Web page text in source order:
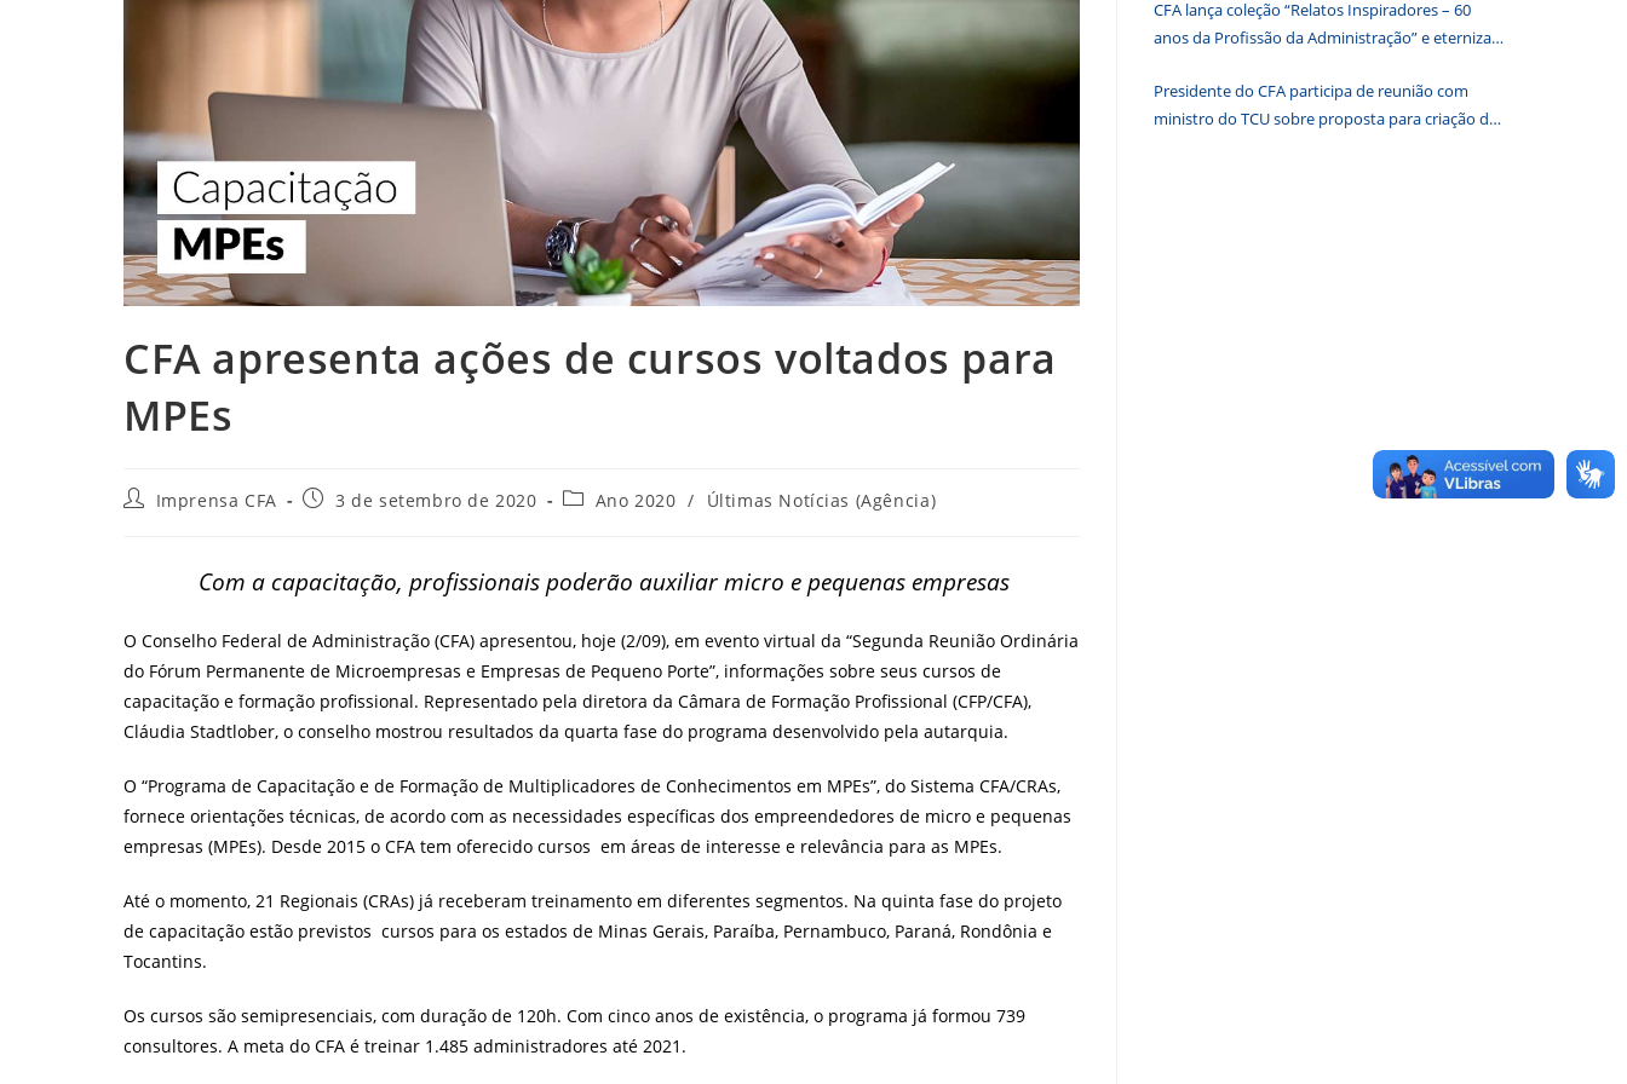
CFA apresenta ações de cursos voltados para
MPEs
AutorImprensa CFA
Post3 de setembro de 2020
Categoria
Ano 2020 / Últimas Notícias (Agência)
Com a capacitação, profissionais poderão auxiliar micro e pequenas empresas
O Conselho Federal de Administração (CFA) apresentou, hoje (2/09), em evento virtual da “Segunda Reunião Ordinária
do Fórum Permanente de Microempresas e Empresas de Pequeno Porte”, informações sobre seus cursos de
capacitação e formação profissional. Representado pela diretora da Câmara de Formação Profissional (CFP/CFA),
Cláudia Stadtlober, o conselho mostrou resultados da quarta fase do programa desenvolvido pela autarquia.
O “Programa de Capacitação e de Formação de Multiplicadores de Conhecimentos em MPEs”, do Sistema CFA/CRAs,
fornece orientações técnicas, de acordo com as necessidades específicas dos empreendedores de micro e pequenas
empresas (MPEs). Desde 2015 o CFA tem oferecido cursos em áreas de interesse e relevância para as MPEs.
Até o momento, 21 Regionais (CRAs) já receberam treinamento em diferentes segmentos. Na quinta fase do projeto
de capacitação estão previstos cursos para os estados de Minas Gerais, Paraíba, Pernambuco, Paraná, Rondônia e
Tocantins.
Os cursos são semipresenciais, com duração de 120h. Com cinco anos de existência, o programa já formou 739
consultores. A meta do CFA é treinar 1.485 administradores até 2021.
CFA lança coleção “Relatos Inspiradores – 60
anos da Profissão da Administração” e eterniza
Presidente do CFA participa de reunião com
ministro do TCU sobre proposta para criação de